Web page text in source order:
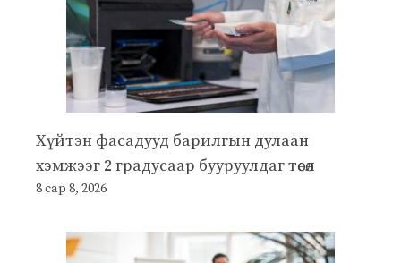
Хүйтэн фасадууд барилгын дулаан
хэмжээг 2 градусаар бууруулдаг төсөл
8 сар 8, 2026